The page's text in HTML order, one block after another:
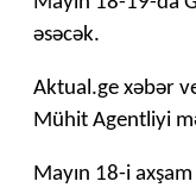
əsəcək.
Aktual.ge xəbər
Mühit Agentliyi
Mayın 18-i